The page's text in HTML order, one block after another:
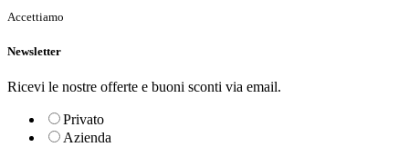
Accettiamo
Newsletter
Ricevi le nostre offerte e buoni sconti via email.
Privato
Azienda